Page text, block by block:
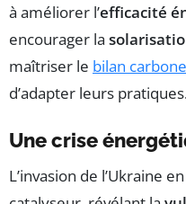
à améliorer l’efficacité
encourager la
maîtriser le bilan carbone
d’adapter leurs
Une crise
L’invasion de l’Ukraine